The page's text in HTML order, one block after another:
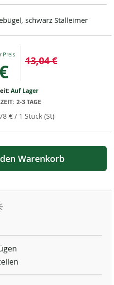
schwarz Stalleimer
13,04 €
€ / 1 Stück (St)
Auf Lager
2-3 TAGE
Warenkorb